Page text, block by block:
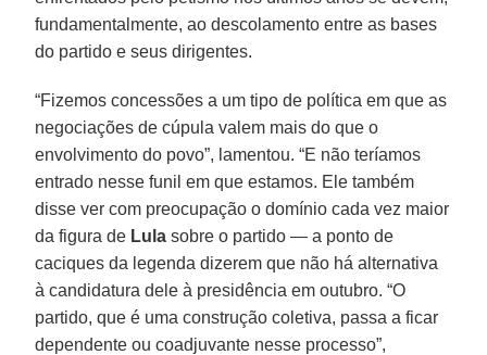
fundamentalmente, ao descolamento entre as bases
do partido e seus dirigentes.
“Fizemos concessões a um tipo de política em que as
negociações de cúpula valem mais do que o
envolvimento do povo”, lamentou. “E não teríamos
entrado nesse funil em que estamos. Ele também
disse ver com preocupação o domínio cada vez maior
da figura de Lula sobre o partido — a ponto de
caciques da legenda dizerem que não há alternativa
à candidatura dele à presidência em outubro. “O
partido, que é uma construção coletiva, passa a ficar
dependente ou coadjuvante nesse processo”,